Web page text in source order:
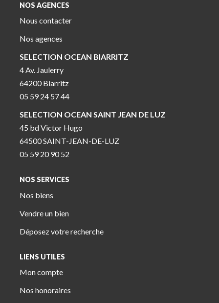
NOS AGENCES
Nous contacter
Nos agences
SELECTION OCEAN BIARRITZ
4 Av. Jaulerry
64200 Biarritz
05 59 24 57 44
SELECTION OCEAN SAINT JEAN DE LUZ
45 bd Victor Hugo
64500 SAINT-JEAN-DE-LUZ
05 59 20 90 52
NOS SERVICES
Nos biens
Vendre un bien
Déposez votre recherche
LIENS UTILES
Mon compte
Nos honoraires